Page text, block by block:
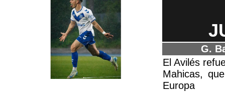
G.
El Avilés
Mahicas,
Europa